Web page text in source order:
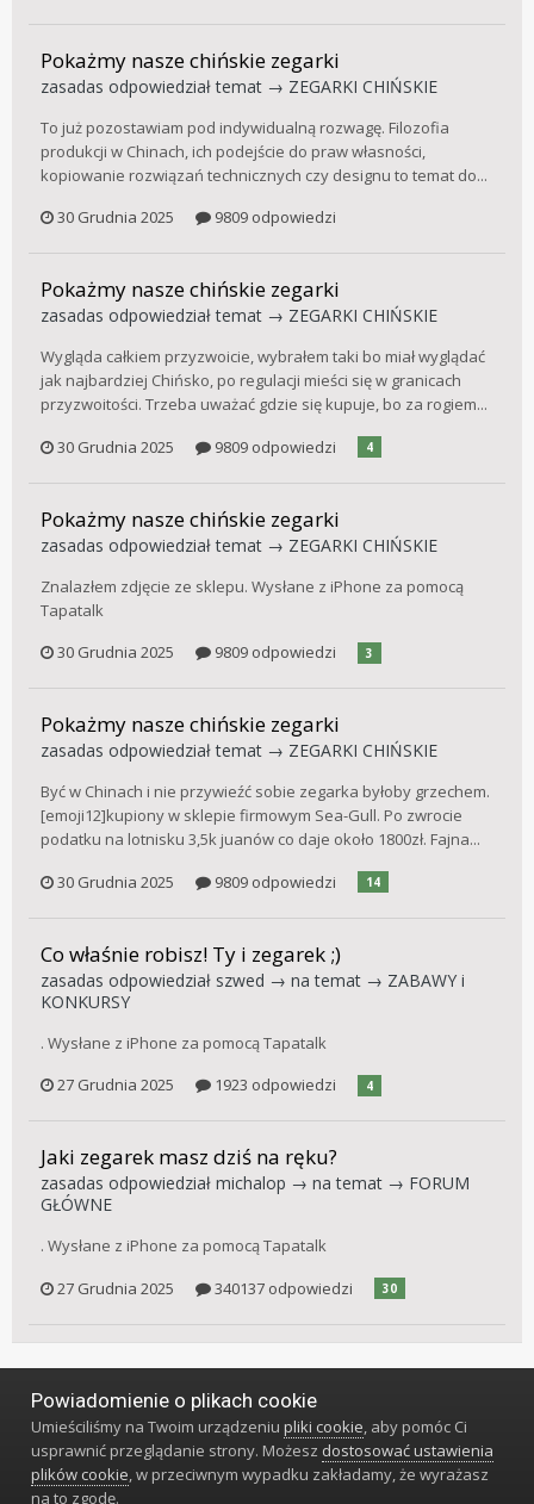
Pokażmy nasze chińskie zegarki
zasadas odpowiedział temat → ZEGARKI CHIŃSKIE
To już pozostawiam pod indywidualną rozwagę. Filozofia
produkcji w Chinach, ich podejście do praw własności,
kopiowanie rozwiązań technicznych czy designu to temat do...
30 Grudnia 2025
9809 odpowiedzi
Pokażmy nasze chińskie zegarki
zasadas odpowiedział temat → ZEGARKI CHIŃSKIE
Wygląda całkiem przyzwoicie, wybrałem taki bo miał wyglądać
jak najbardziej Chińsko, po regulacji mieści się w granicach
przyzwoitości. Trzeba uważać gdzie się kupuje, bo za rogiem...
30 Grudnia 2025
9809 odpowiedzi 4
Pokażmy nasze chińskie zegarki
zasadas odpowiedział temat → ZEGARKI CHIŃSKIE
Znalazłem zdjęcie ze sklepu. Wysłane z iPhone za pomocą
Tapatalk
30 Grudnia 2025
9809 odpowiedzi 3
Pokażmy nasze chińskie zegarki
zasadas odpowiedział temat → ZEGARKI CHIŃSKIE
Być w Chinach i nie przywieźć sobie zegarka byłoby grzechem.
[emoji12]kupiony w sklepie firmowym Sea-Gull. Po zwrocie
podatku na lotnisku 3,5k juanów co daje około 1800zł. Fajna...
30 Grudnia 2025
9809 odpowiedzi 14
Co właśnie robisz! Ty i zegarek ;)
zasadas odpowiedział szwed → na temat → ZABAWY i
KONKURSY
. Wysłane z iPhone za pomocą Tapatalk
27 Grudnia 2025
1923 odpowiedzi 4
Jaki zegarek masz dziś na ręku?
zasadas odpowiedział michalop → na temat → FORUM
GŁÓWNE
. Wysłane z iPhone za pomocą Tapatalk
27 Grudnia 2025
340137 odpowiedzi 30
Język Styl Polityka prywatności
Klub Miłośników Zegarów i Zegarków
Powered by Invision Community
Powiadomienie o plikach cookie
Umieściliśmy na Twoim urządzeniupliki cookie, aby pomóc Ci
usprawnić przeglądanie strony. Możesz dostosować ustawienia
plików cookie, w przeciwnym wypadku zakładamy, że wyrażasz
na to zgodę.